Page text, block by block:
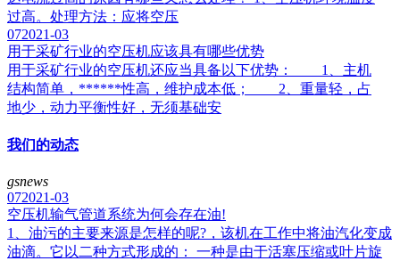
过高。处理方法：应将空压
072021-03
用于采矿行业的空压机应该具有哪些优势
用于采矿行业的空压机还应当具备以下优势： 1、主机
结构简单，******性高，维护成本低； 2、重量轻，占
地少，动力平衡性好，无须基础安
我们的动态
gsnews
072021-03
空压机输气管道系统为何会存在油!
1、油污的主要来源是怎样的呢?，该机在工作中将油汽化变成
油滴。它以二种方式形成的： 一种是由于活塞压缩或叶片旋